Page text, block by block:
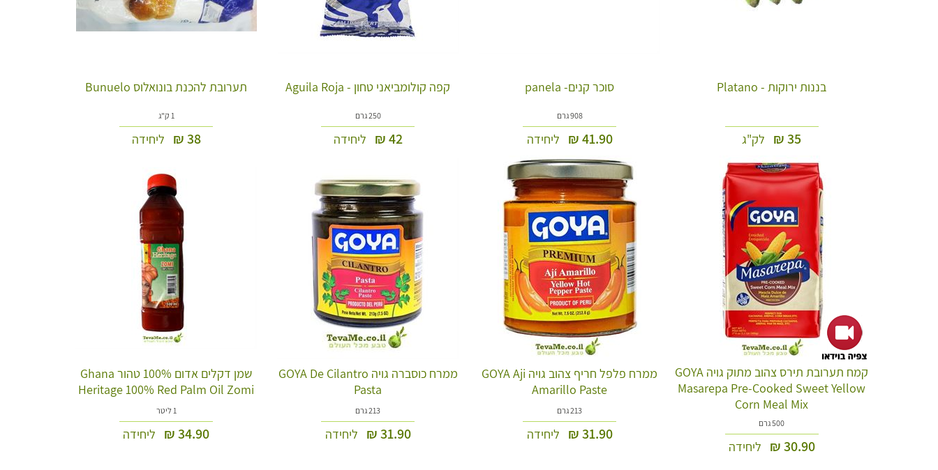
בננות ירוקות - Platano
35
₪ לק"ג
סוכר קנים- panela
908 גרם
41.90
₪ ליחידה
קפה קולומביאני טחון - Aguila Roja
250 גרם
42
₪ ליחידה
תערובת להכנת בונואלוס Bunuelo
1 ק"ג
38
₪ ליחידה
קמח תערובת תירס צהוב מתוק גויה GOYA
Masarepa Pre-Cooked Sweet Yellow
Corn Meal Mix
500 גרם
30.90
₪ ליחידה
ממרח פלפל חריף צהוב גויה GOYA Aji
Amarillo Paste
213 גרם
31.90
₪ ליחידה
ממרח כוסברה גויה GOYA De Cilantro
Pasta
213 גרם
31.90
₪ ליחידה
שמן דקלים אדום 100% טהור Ghana
Heritage 100% Red Palm Oil Zomi
1 ליטר
34.90
₪ ליחידה